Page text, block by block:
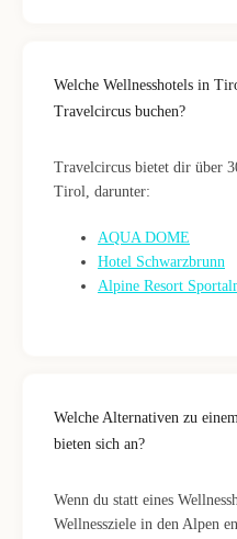
Welche Wellnesshotels in
Travelcircus buchen?
Travelcircus bietet dir über
Tirol, darunter:
AQUA DOME
Hotel Schwarzbrunn
Alpine Resort
Welche Alternativen zu
bieten sich an?
Wenn du statt eines
Wellnessziele in den Alpen